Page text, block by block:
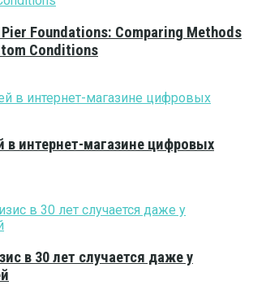
Foundations: Comparing Methods
Conditions
в интернет-магазине цифровых
в 30 лет случается даже у